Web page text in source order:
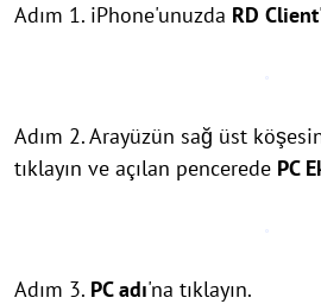
Adım 1. iPhone'unuzda RD Client
Adım 2. Arayüzün sağ üst
tıklayın ve açılan pencerede PC
Adım 3. PC adı'na tıklayın.